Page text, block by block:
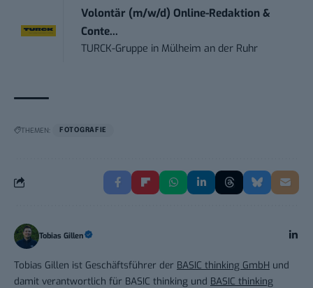
Volontär (m/w/d) Online-Redaktion &
Conte...
TURCK-Gruppe in Mülheim an der Ruhr
THEMEN: FOTOGRAFIE
Tobias Gillen
Tobias Gillen ist Geschäftsführer der BASIC thinking GmbH und
damit verantwortlich für BASIC thinking und BASIC thinking